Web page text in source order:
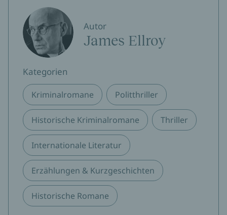
Autor
James Ellroy
Kategorien
Kriminalromane Politthriller
Historische Kriminalromane Thriller
Internationale Literatur
Erzählungen & Kurzgeschichten
Historische Romane